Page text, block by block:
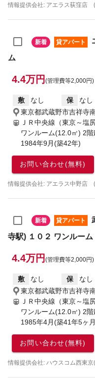
情報提供会社: アエラス荻窪店
新着 貸アパート
ム
4.4万円 (管理費等2,000円)
敷 なし 保 なし
東京都武蔵野市吉祥寺
ＪＲ中央線（東京～塩
ワンルーム(12.0㎡) 2
1984年9月(築42年)
お問い合わせ(無料)
情報提供会社: アエラス中野店
新着 貸アパート
寺駅) １０２ ワンルーム
4.4万円 (管理費等2,000円)
敷 なし 保 なし
東京都武蔵野市吉祥寺
ＪＲ中央線（東京～塩
ワンルーム(12.0㎡) 2
1985年4月(築41年5ヶ
お問い合わせ(無料)
情報提供会社: ハウスコム西東